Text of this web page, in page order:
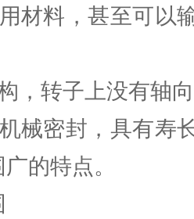
材料，甚至可以
，转子上没有轴
械密封，具有寿
的特点。